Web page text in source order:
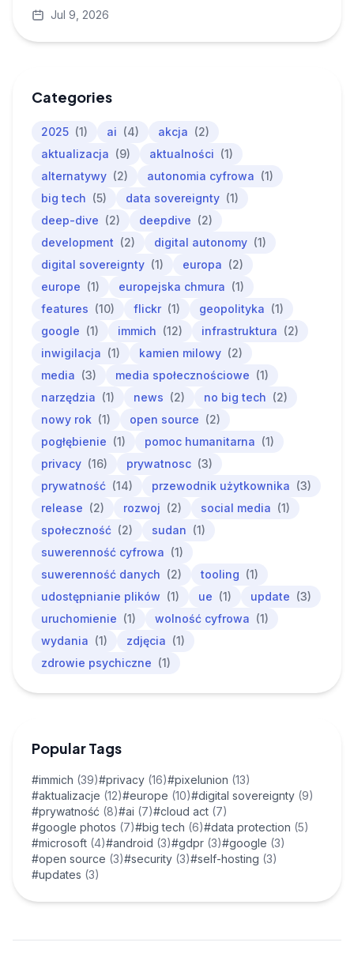
Jul 9, 2026
Categories
2025 (1) ai (4) akcja (2)
aktualizacja (9) aktualności (1)
alternatywy (2) autonomia cyfrowa (1)
big tech (5) data sovereignty (1)
deep-dive (2) deepdive (2)
development (2) digital autonomy (1)
digital sovereignty (1) europa (2)
europe (1) europejska chmura (1)
features (10) flickr (1) geopolityka (1)
google (1) immich (12) infrastruktura (2)
inwigilacja (1) kamien milowy (2)
media (3) media społecznościowe (1)
narzędzia (1) news (2) no big tech (2)
nowy rok (1) open source (2)
pogłębienie (1) pomoc humanitarna (1)
privacy (16) prywatnosc (3)
prywatność (14) przewodnik użytkownika (3)
release (2) rozwoj (2) social media (1)
społeczność (2) sudan (1)
suwerenność cyfrowa (1)
suwerenność danych (2) tooling (1)
udostępnianie plików (1) ue (1) update (3)
uruchomienie (1) wolność cyfrowa (1)
wydania (1) zdjęcia (1)
zdrowie psychiczne (1)
Popular Tags
#immich (39)#privacy (16)#pixelunion (13)
#aktualizacje (12)#europe (10)#digital sovereignty (9)
#prywatność (8)#ai (7)#cloud act (7)
#google photos (7)#big tech (6)#data protection (5)
#microsoft (4)#android (3)#gdpr (3)#google (3)
#open source (3)#security (3)#self-hosting (3)
#updates (3)